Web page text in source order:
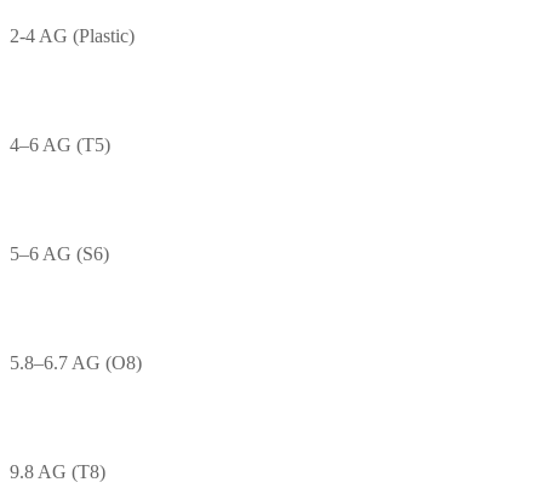
2-4 AG (Plastic)
4–6 AG (T5)
5–6 AG (S6)
5.8–6.7 AG (O8)
9.8 AG (T8)